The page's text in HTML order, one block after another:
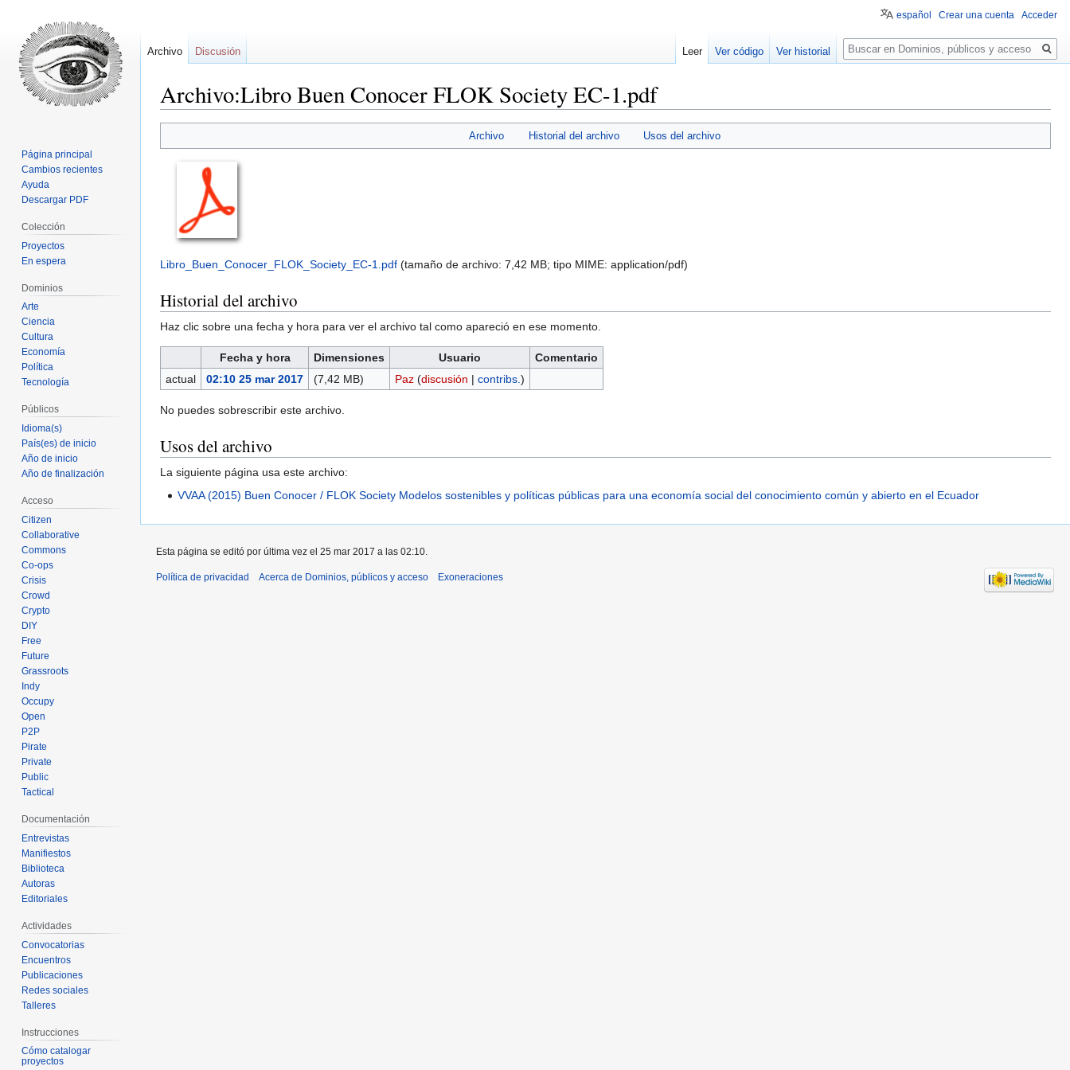
Archivo:Libro Buen Conocer FLOK Society EC-1.pdf
a
navegación
a
búsqueda
Archivo Historial del archivo Usos del archivo
Libro_Buen_Conocer_FLOK_Society_EC-1.pdf (tamaño de archivo: 7,42 MB; tipo MIME: application/pdf)
Historial del archivo
Haz clic sobre una fecha y hora para ver el archivo tal como apareció en ese momento.
Fecha y hora Dimensiones Usuario
Comentario
actual
02:10 25 mar 2017 (7,42 MB) Paz (discusión | contribs. )
No puedes sobrescribir este archivo.
Usos del archivo
La siguiente página usa este archivo:
VVAA (2015) Buen Conocer / FLOK Society Modelos sostenibles y políticas públicas para una economía social del conocimiento común y abierto en el Ecuador
español Crear una cuenta Acceder
Archivo Discusión Leer Ver código Ver historial
Buscar
Página principal
Cambios recientes
Ayuda
Descargar PDF
Colección
Proyectos
En espera
Dominios
Arte
Ciencia
Cultura
Economía
Política
Tecnología
Públicos
Idioma(s)
País(es) de inicio
Año de inicio
Año de finalización
Acceso
Citizen
Collaborative
Commons
Co-ops
Crisis
Crowd
Crypto
DIY
Free
Future
Grassroots
Indy
Occupy
Open
P2P
Pirate
Private
Public
Tactical
Documentación
Entrevistas
Manifiestos
Biblioteca
Autoras
Editoriales
Actividades
Convocatorias
Encuentros
Publicaciones
Redes sociales
Talleres
Instrucciones
Cómo catalogar
proyectos
Esta página se editó por última vez el 25 mar 2017 a las 02:10.
Política de privacidad Acerca de Dominios, públicos y acceso Exoneraciones